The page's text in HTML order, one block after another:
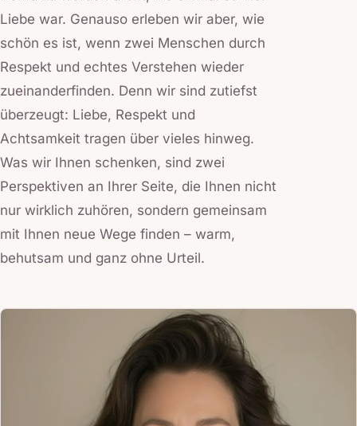
Liebe war. Genauso erleben wir aber, wie
schön es ist, wenn zwei Menschen durch
Respekt und echtes Verstehen wieder
zueinanderfinden. Denn wir sind zutiefst
überzeugt: Liebe, Respekt und
Achtsamkeit tragen über vieles hinweg.
Was wir Ihnen schenken, sind zwei
Perspektiven an Ihrer Seite, die Ihnen nicht
nur wirklich zuhören, sondern gemeinsam
mit Ihnen neue Wege finden – warm,
behutsam und ganz ohne Urteil.